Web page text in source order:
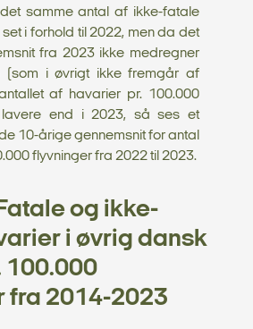
samme antal af ikke-fatale
i forhold til 2022, men da det
fra 2023 ikke medregner
i øvrigt ikke fremgår af
af havarier pr. 100.000
lavere end i 2023, så ses et
10-årige gennemsnit for antal
flyvninger fra 2022 til 2023.
og ikke-
i øvrig dansk
100.000
fra 2014-2023